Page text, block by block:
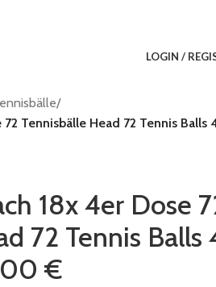
LOGIN /
/
Tennisbälle Head 72 Tennis Balls
18x 4er Dose
72 Tennis Balls
€